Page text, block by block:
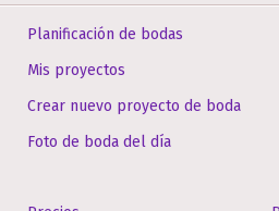
Planificación de bodas
Mis proyectos
Crear nuevo proyecto de boda
Foto de boda del día